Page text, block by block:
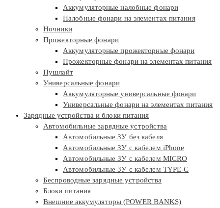
Аккумуляторные налобные фонари
Налобные фонари на элементах питания
Ночники
Прожекторные фонари
Аккумуляторные прожекторные фонари
Прожекторные фонари на элементах питания
Пушлайт
Универсальные фонари
Аккумуляторные универсальные фонари
Универсальные фонари на элементах питания
Зарядные устройства и блоки питания
Автомобильные зарядные устройства
Автомобильные ЗУ без кабеля
Автомобильные ЗУ с кабелем iPhone
Автомобильные ЗУ с кабелем MICRO
Автомобильные ЗУ с кабелем TYPE-C
Беспроводные зарядные устройства
Блоки питания
Внешние аккумуляторы (POWER BANKS)